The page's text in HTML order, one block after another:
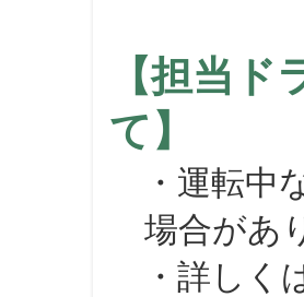
【担当
て】
・運転中
場合があ
・詳しく